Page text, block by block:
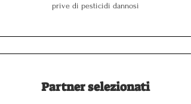
prive di pesticidi dannosi
Partner selezionati